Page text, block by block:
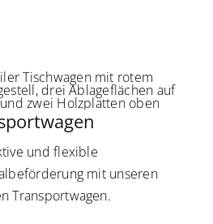
und flexible
mit unseren
Transportwagen.